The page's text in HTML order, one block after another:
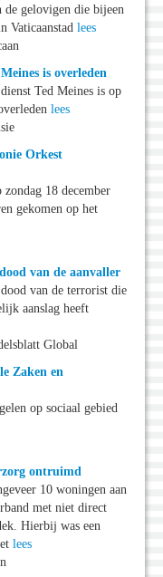
de gelovigen die bijeen
Vaticaanstad lees
is overleden
Ted Meines is op
lees
Orkest
18 december
gekomen op het
van de aanvaller
van de terrorist die
aanslag heeft
Global
Zaken en
op sociaal gebied
ontruimd
10 woningen aan
met niet direct
Hierbij was een
lees